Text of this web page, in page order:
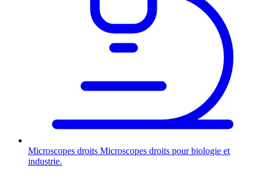
Microscopes droits Microscopes droits pour biologie et
industrie.